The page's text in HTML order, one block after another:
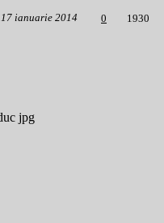
17 ianuarie 2014 0 1 930